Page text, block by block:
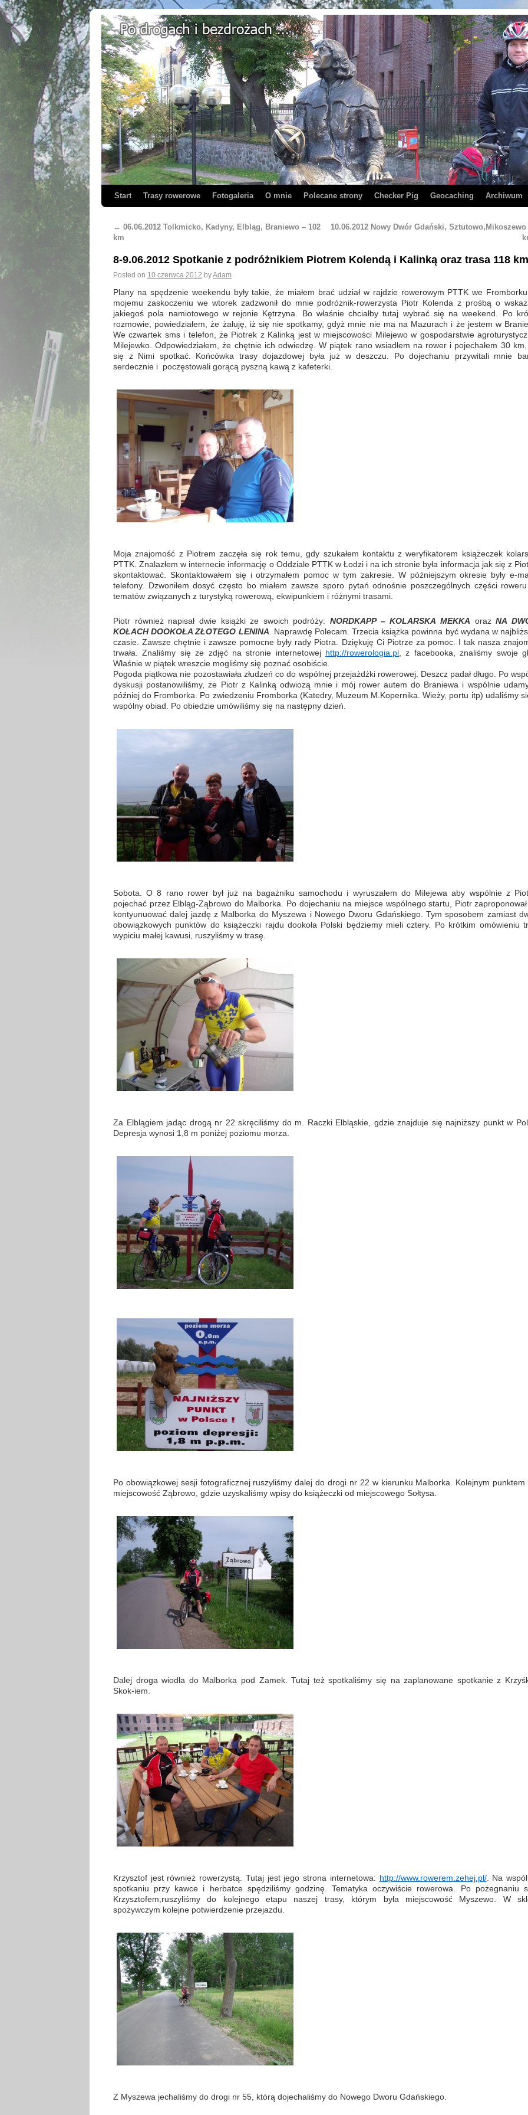
Start Trasy rowerowe Fotogaleria O mnie Polecane strony Checker Pig Geocaching Archiwum
← 06.06.2012 Tolkmicko, Kadyny, Elbląg, Braniewo – 102
km
10.06.2012 Nowy Dwór Gdański, Sztutowo,Mikoszewo
8-9.06.2012 Spotkanie z podróżnikiem Piotrem Kolendą i Kalinką oraz trasa 118
Posted on 10 czerwca 2012 byAdam
Plany na spędzenie weekendu były takie, że miałem brać udział w rajdzie rowerowym PTTK we
mojemu zaskoczeniu we wtorek zadzwonił do mnie podróżnik-rowerzysta Piotr Kolenda z prośbą o
jakiegoś pola namiotowego w rejonie Kętrzyna. Bo właśnie chciałby tutaj wybrać się na weekend. Po
rozmowie, powiedziałem, że żałuję, iż się nie spotkamy, gdyż mnie nie ma na Mazurach i że jestem w
We czwartek sms i telefon, że Piotrek z Kalinką jest w miejscowości Milejewo w gospodarstwie
Milejewko. Odpowiedziałem, że chętnie ich odwiedzę. W piątek rano wsiadłem na rower i pojechałem 30
się z Nimi spotkać. Końcówka trasy dojazdowej była już w deszczu. Po dojechaniu przywitali mnie
serdecznie i poczęstowali gorącą pyszną kawą z kafeterki.
Moja znajomość z Piotrem zaczęła się rok temu, gdy szukałem kontaktu z weryfikatorem książeczek
PTTK. Znalazłem w internecie informację o Oddziale PTTK w Łodzi i na ich stronie była informacja jak się z
skontaktować. Skontaktowałem się i otrzymałem pomoc w tym zakresie. W późniejszym okresie były e-
telefony. Dzwoniłem dosyć często bo miałem zawsze sporo pytań odnośnie poszczególnych części
tematów związanych z turystyką rowerową, ekwipunkiem i różnymi trasami.
Piotr również napisał dwie książki ze swoich podróży:NORDKAPP – KOLARSKA MEKKA orazNA
KOŁACH DOOKOŁA ZŁOTEGO LENINA . Naprawdę Polecam. Trzecia książka powinna być wydana w
czasie. Zawsze chętnie i zawsze pomocne były rady Piotra. Dziękuję Ci Piotrze za pomoc. I tak nasza
trwała. Znaliśmy się ze zdjęć na stronie internetowej http://rowerologia.pl , z facebooka, znaliśmy swoje
Właśnie w piątek wreszcie mogliśmy się poznać osobiście.
Pogoda piątkowa nie pozostawiała złudzeń co do wspólnej przejażdżki rowerowej. Deszcz padał długo. Po
dyskusji postanowiliśmy, że Piotr z Kalinką odwiozą mnie i mój rower autem do Braniewa i wspólnie
później do Fromborka. Po zwiedzeniu Fromborka (Katedry, Muzeum M.Kopernika. Wieży, portu itp) udaliśmy
wspólny obiad. Po obiedzie umówiliśmy się na następny dzień.
Sobota. O 8 rano rower był już na bagażniku samochodu i wyruszałem do Milejewa aby wspólnie z
pojechać przez Elbląg-Ząbrowo do Malborka. Po dojechaniu na miejsce wspólnego startu, Piotr
kontyunuować dalej jazdę z Malborka do Myszewa i Nowego Dworu Gdańskiego. Tym sposobem zamiast
obowiązkowych punktów do książeczki rajdu dookoła Polski będziemy mieli cztery. Po krótkim omówieniu
wypiciu małej kawusi, ruszyliśmy w trasę.
Za Elblągiem jadąc drogą nr 22 skręciliśmy do m. Raczki Elbląskie, gdzie znajduje się najniższy punkt w
Depresja wynosi 1,8 m poniżej poziomu morza.
Po obowiązkowej sesji fotograficznej ruszyliśmy dalej do drogi nr 22 w kierunku Malborka. Kolejnym punktem
miejscowość Ząbrowo, gdzie uzyskaliśmy wpisy do książeczki od miejscowego Sołtysa.
Dalej droga wiodła do Malborka pod Zamek. Tutaj też spotkaliśmy się na zaplanowane spotkanie z
Skok-iem.
Krzysztof jest również rowerzystą. Tutaj jest jego strona internetowa: http://www.rowerem.zehej.pl/. Na
spotkaniu przy kawce i herbatce spędziliśmy godzinę. Tematyka oczywiście rowerowa. Po pożegnaniu
Krzysztofem,ruszyliśmy do kolejnego etapu naszej trasy, którym była miejscowość Myszewo. W
spożywczym kolejne potwierdzenie przejazdu.
Z Myszewa jechaliśmy do drogi nr 55, którą dojechaliśmy do Nowego Dworu Gdańskiego.